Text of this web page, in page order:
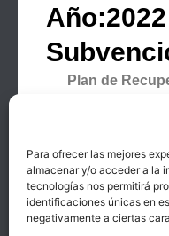
Para ofrecer las mejores
almacenar y/o acceder a la
tecnologías nos permitirá
identificaciones únicas en
negativamente a ciertas
Año:2022
Plan de